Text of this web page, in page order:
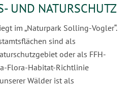
UND NATURSCHUTZ
im „Naturpark Solling-Vogler“.
sind als
oder als FFH-
Flora-Habitat-Richtlinie
Wälder ist als